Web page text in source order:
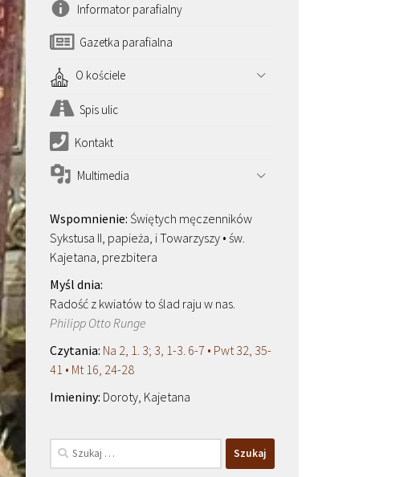
Informator parafialny
Gazetka parafialna
O kościele
Spis ulic
Kontakt
Multimedia
Świętych męczenników
Sykstusa II, papieża, i Towarzyszy • św.
Kajetana, prezbitera
Radość z kwiatów to ślad raju w nas.
Philipp Otto Runge
Na 2, 1. 3; 3, 1-3. 6-7 • Pwt 32, 35-
41 • Mt 16, 24-28
Doroty, Kajetana
Szukaj: